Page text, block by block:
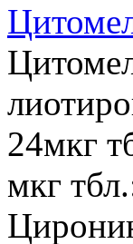
24мкг
мкг